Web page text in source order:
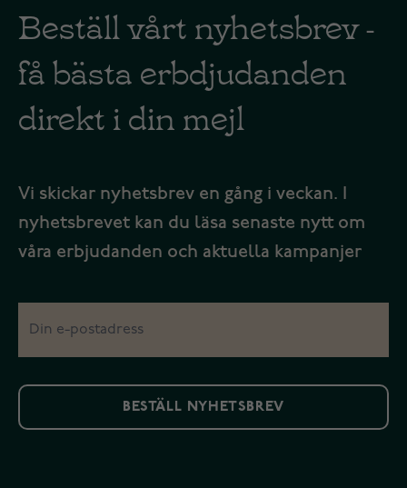
Beställ vårt nyhetsbrev -
få bästa erbdjudanden
direkt i din mejl
Vi skickar nyhetsbrev en gång i veckan. I
nyhetsbrevet kan du läsa senaste nytt om
våra erbjudanden och aktuella kampanjer
BESTÄLL NYHETSBREV